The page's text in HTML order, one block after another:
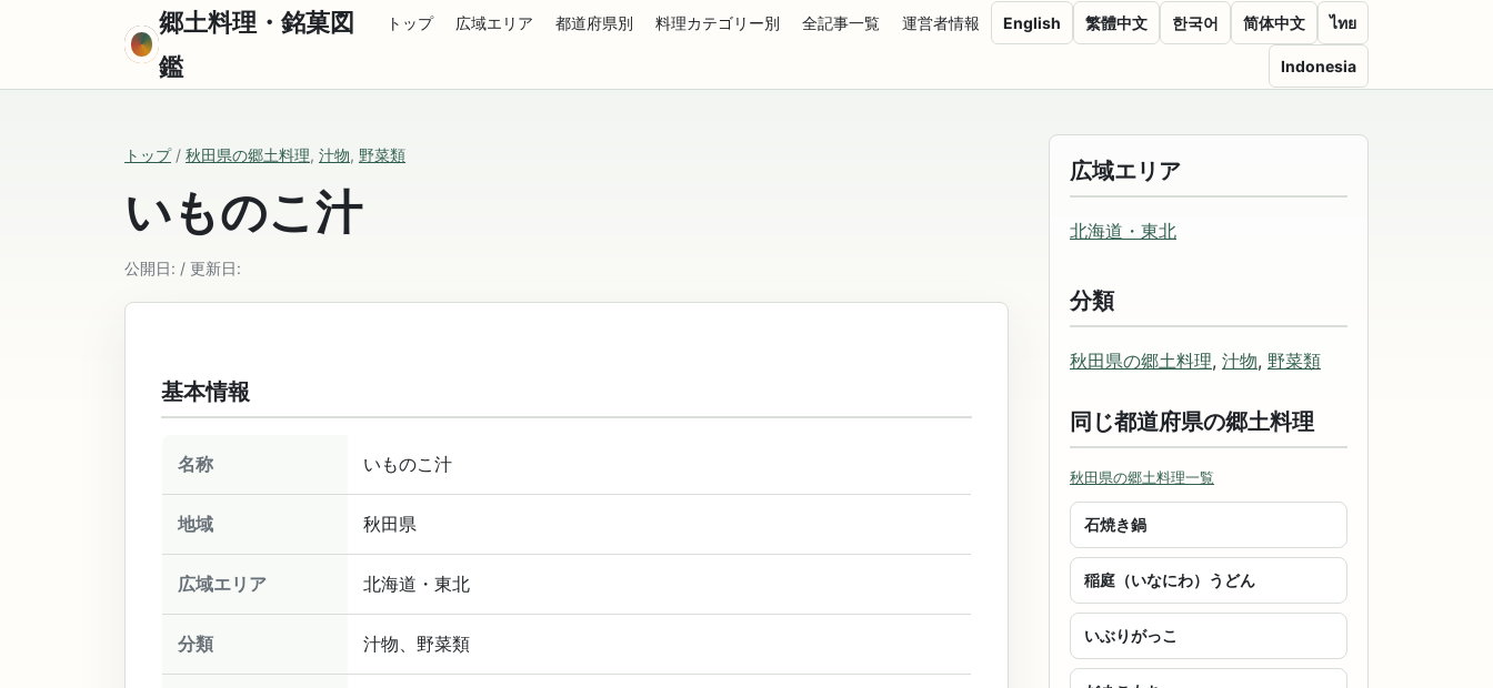
郷土料理・銘菓図
鑑
トップ 広域エリア 都道府県別 料理カテゴリー別 全記事一覧 運営者情報 English 繁體中文 한국어 简体中文 ไทย
Indonesia
トップ/ 秋田県の郷土料理, 汁物, 野菜類
いものこ汁
公開日: / 更新日:
基本情報
名称 いものこ汁
地域 秋田県
広域エリア 北海道・東北
分類 汁物、野菜類
広域エリア
北海道・東北
分類
秋田県の郷土料理, 汁物, 野菜類
同じ都道府県の郷土料理
秋田県の郷土料理一覧
石焼き鍋
稲庭（いなにわ）うどん
いぶりがっこ